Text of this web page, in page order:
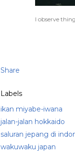
I observe
Share
Labels
ikan miyabe-iwana
jalan-jalan hokkaido
saluran jepang di
wakuwaku japan